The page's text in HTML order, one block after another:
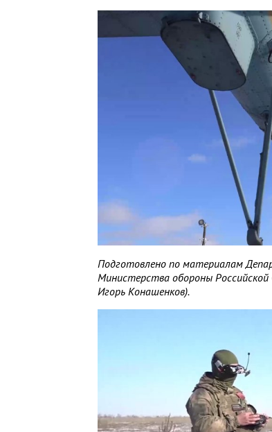
Подготовлено по материалам
Министерства обороны
Игорь Конашенков).